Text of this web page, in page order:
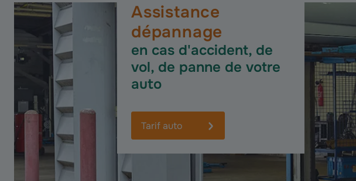
Assistance
dépannage
en cas d'accident, de
vol, de panne de votre
auto
Tarif auto